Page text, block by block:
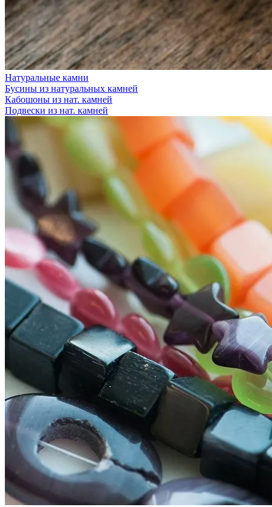
Натуральные камни
Бусины из натуральных камней
Кабошоны из нат. камней
Подвески из нат. камней